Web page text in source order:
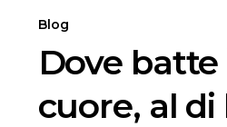
Blog
Dove batte
cuore, al di